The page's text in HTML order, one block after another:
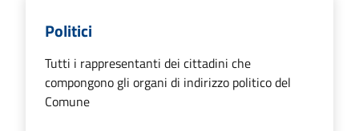
Politici
Tutti i rappresentanti dei cittadini che
compongono gli organi di indirizzo politico del
Comune